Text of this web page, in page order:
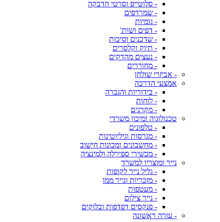
- סלוטייפ וסרטי הדבקה
- שמרדפים
- גומיות
- דפים ושות'
- שדכנים וסיכות
- תיוק וקלסרים
- נעצים מהדקים
- מחוררים
- אביזרי שולחן
אמצעי הדרכה
- בידוריות והגברה
- לוחות
- מקרנים
טכנולוגיה ומיכון משרדי
- טלפונים
- מגרסות וגיליוטינות
- מחשבונים ומכונות חישוב
- מכשירי ספירלה ולמינציה
נייר ומוצריו למשרד
- גליל נייר לקופות
- מזכריות ונייר ממו
- מעטפות
- נייר צילום
- פנקסים דפדפות ובלוקים
- עזרה ראשונה